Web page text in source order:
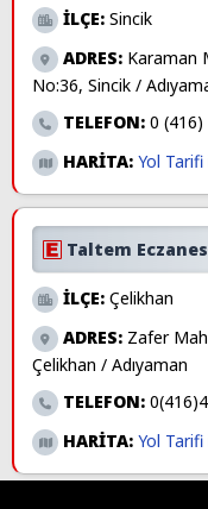
İLÇE: Sincik
ADRES: Karaman
No:36, Sincik /
TELEFON: 0
HARİTA: Yol Tarifi
Taltem
İLÇE: Çelikhan
ADRES: Zafer
Çelikhan / Adıyaman
TELEFON:
HARİTA: Yol Tarifi